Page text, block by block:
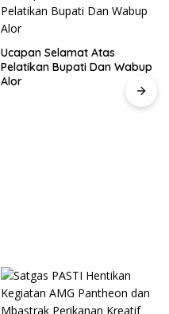
Ucapan Selamat Atas
Pelatikan Bupati Dan Wabup
Alor